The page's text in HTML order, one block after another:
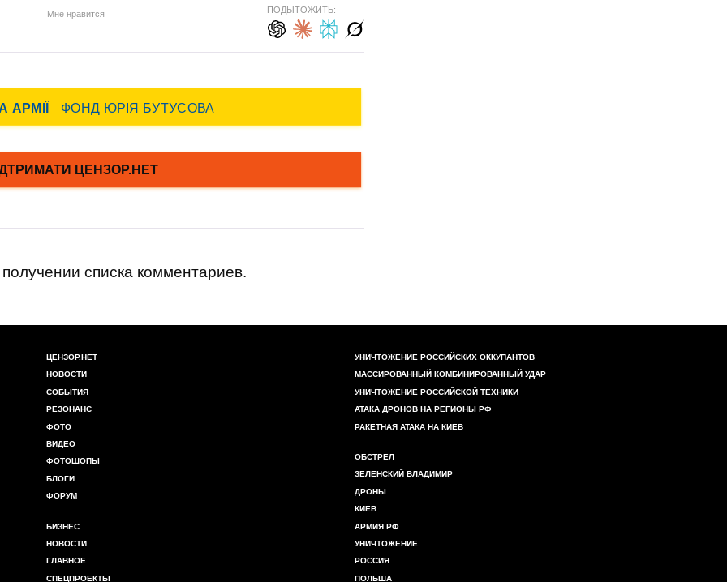
Мне нравится ПОДЫТОЖИТЬ:
списка комментариев.
ЦЕНЗОР.НЕТ
НОВОСТИ
СОБЫТИЯ
РЕЗОНАНС
ФОТО
ВИДЕО
ФОТОШОПЫ
БЛОГИ
ФОРУМ
БИЗНЕС
НОВОСТИ
ГЛАВНОЕ
СПЕЦПРОЕКТЫ
УНИЧТОЖЕНИЕ РОССИЙСКИХ ОККУПАНТОВ
МАССИРОВАННЫЙ КОМБИНИРОВАННЫЙ УДАР
УНИЧТОЖЕНИЕ РОССИЙСКОЙ ТЕХНИКИ
АТАКА ДРОНОВ НА РЕГИОНЫ РФ
РАКЕТНАЯ АТАКА НА КИЕВ
ОБСТРЕЛ
ЗЕЛЕНСКИЙ ВЛАДИМИР
ДРОНЫ
КИЕВ
АРМИЯ РФ
УНИЧТОЖЕНИЕ
РОССИЯ
ПОЛЬША